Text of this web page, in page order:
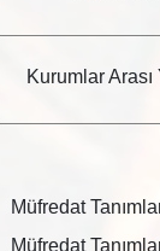
Kurumlar
Müfredat
Müfredat